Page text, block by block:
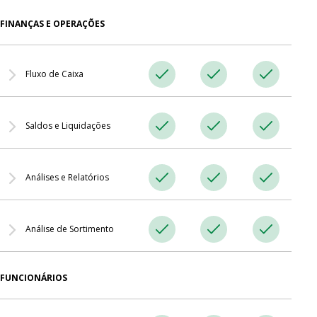
Processe pagamentos divididos usando vários métodos e
FINANÇAS E OPERAÇÕES
Fluxo de Caixa
Acompanhe as entradas e saídas de dinheiro por item, incluindo
pagamentos e reembolsos a clientes.
Saldos e Liquidações
Acompanhe os saldos com contrapartes para compreender
rapidamente as contas a pagar e a receber.
Análises e Relatórios
Gere relatórios detalhados sobre locais, trabalhos, funcionários
e campanhas de marketing para qualquer período selecionado.
Análise de Sortimento
Identifique quais produtos e serviços impulsionam a procura e a
FUNCIONÁRIOS